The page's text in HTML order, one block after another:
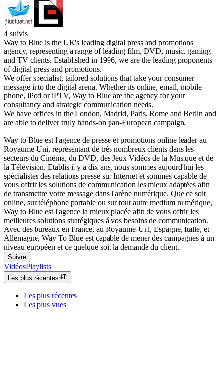
4 suivis
Way to Blue is the UK's leading digital press and promotions
agency, representing a range of leading film, DVD, music, gaming
and TV clients. Established in 1996, we are the leading proponents
of digital press and promotions.
We offer specialist, tailored solutions that take your consumer
message into the digital arena. Whether its online, email, mobile
phone, iPod or iPTV, Way to Blue are the agency for your
consultancy and strategic communication needs.
We have offices in the London, Madrid, Paris, Rome and Berlin and
are able to deliver truly hands-on pan-European campaign.
Way to Blue est l'agence de presse et promotions online leader au
Royaume-Uni, représentant de très nombreux clients dans les
secteurs du Cinéma, du DVD, des Jeux Vidéos de la Musique et de
la Télévision. Etablis il y a dix ans, nous sommes aujourd'hui les
spécialistes des relations presse sur Internet et sommes capable de
vous offrir les solutions de communication les mieux adaptées afin
de transmettre votre message dans l'arène numérique. Que ce soit
online, sur téléphone portable ou sur tout autre medium numérique,
Way to Blue est l'agence la mieux placée afin de vous offrir les
meilleures solutions stratégiques á vos besoins de communication.
Avec des bureaux en France, au Royaume-Uni, Espagne, Italie, et
Allemagne, Way To Blue est capable de mener des campagnes á un
niveau européen et ce quelque soit la demande du client.
Suivre
VidéosPlaylists
Les plus récentes
Les plus récentes
Les plus vues